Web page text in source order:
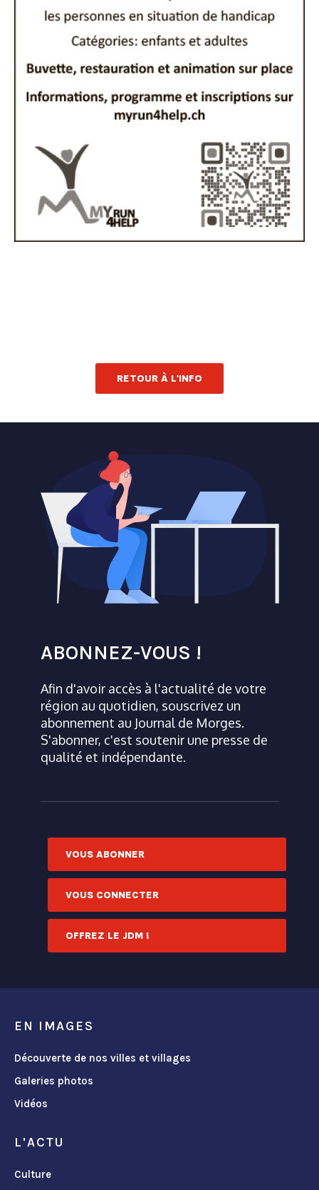
RETOUR À L'INFO
ABONNEZ-VOUS !
Afin d'avoir accès à l'actualité de votre
région au quotidien, souscrivez un
abonnement au Journal de Morges.
S'abonner, c'est soutenir une presse de
qualité et indépendante.
VOUS ABONNER
VOUS CONNECTER
OFFREZ LE JDM !
EN IMAGES
Découverte de nos villes et villages
Galeries photos
Vidéos
L'ACTU
Culture